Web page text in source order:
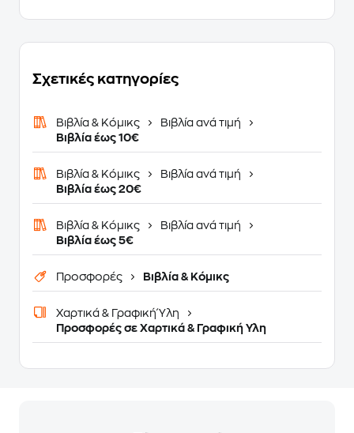
Σχετικές κατηγορίες
Βιβλία & Κόμικς
Βιβλία ανά τιμή
Βιβλία έως 10€
Βιβλία & Κόμικς
Βιβλία ανά τιμή
Βιβλία έως 20€
Βιβλία & Κόμικς
Βιβλία ανά τιμή
Βιβλία έως 5€
Προσφορές Βιβλία & Κόμικς
Χαρτικά & Γραφική Ύλη
Προσφορές σε Χαρτικά & Γραφική Υλη